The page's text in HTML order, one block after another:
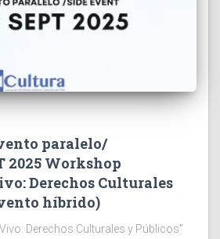
paralelo/
2025 Workshop
Derechos Culturales
híbrido)
Derechos Culturales y Públicos”